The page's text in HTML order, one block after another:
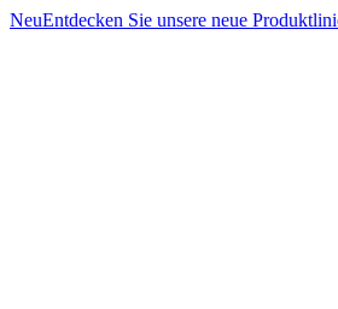
NeuEntdecken Sie unsere neue